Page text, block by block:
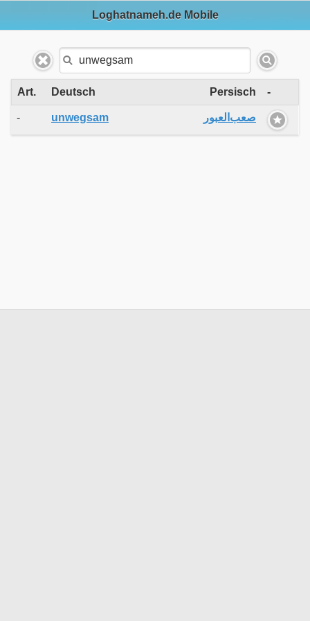
Loghatnameh.de Mobile
Art. Deutsch Persisch -
- unwegsam صعب‌العبور